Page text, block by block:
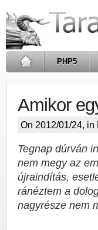
PHP5
Amikor
On 2012/01/24, in
Tegnap dúrván
nem megy az
újraindítás,
ránéztem a
nagyrésze nem